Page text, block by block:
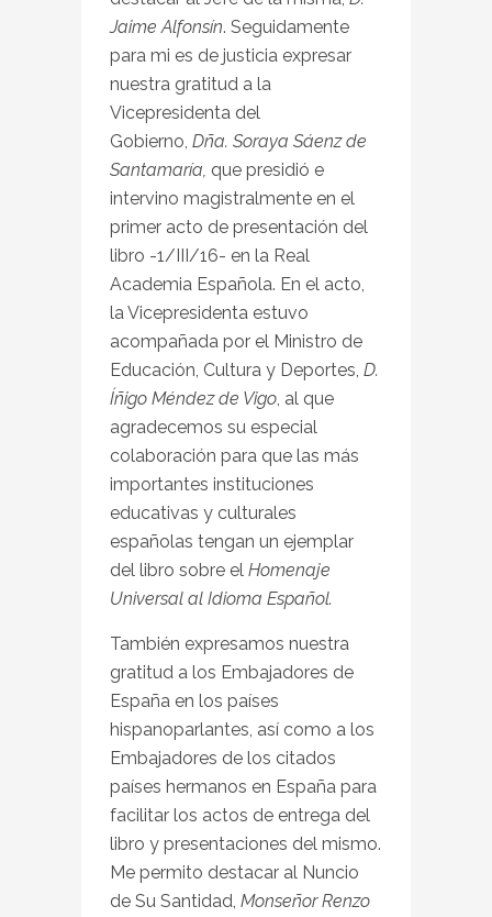
Jaime Alfonsín. Seguidamente
para mi es de justicia expresar
nuestra gratitud a la
Vicepresidenta del
Gobierno, Dña. Soraya Sáenz de
Santamaría, que presidió e
intervino magistralmente en el
primer acto de presentación del
libro -1/III/16- en la Real
Academia Española. En el acto,
la Vicepresidenta estuvo
acompañada por el Ministro de
Educación, Cultura y Deportes, D.
Íñigo Méndez de Vigo , al que
agradecemos su especial
colaboración para que las más
importantes instituciones
educativas y culturales
españolas tengan un ejemplar
del libro sobre el Homenaje
Universal al Idioma Español.
También expresamos nuestra
gratitud a los Embajadores de
España en los países
hispanoparlantes, así como a los
Embajadores de los citados
países hermanos en España para
facilitar los actos de entrega del
libro y presentaciones del mismo.
Me permito destacar al Nuncio
de Su Santidad, Monseñor Renzo